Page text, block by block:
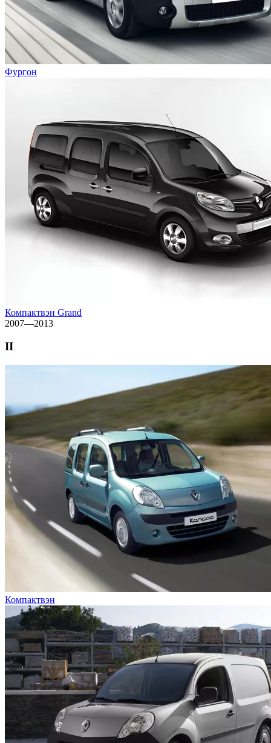
Фургон
Компактвэн Grand
2007—2013
II
Компактвэн